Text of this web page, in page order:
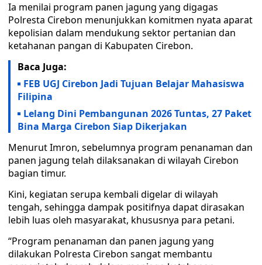
Ia menilai program panen jagung yang digagas
Polresta Cirebon menunjukkan komitmen nyata aparat
kepolisian dalam mendukung sektor pertanian dan
ketahanan pangan di Kabupaten Cirebon.
Baca Juga:
FEB UGJ Cirebon Jadi Tujuan Belajar Mahasiswa
Filipina
Lelang Dini Pembangunan 2026 Tuntas, 27 Paket
Bina Marga Cirebon Siap Dikerjakan
Menurut Imron, sebelumnya program penanaman dan
panen jagung telah dilaksanakan di wilayah Cirebon
bagian timur.
Kini, kegiatan serupa kembali digelar di wilayah
tengah, sehingga dampak positifnya dapat dirasakan
lebih luas oleh masyarakat, khususnya para petani.
“Program penanaman dan panen jagung yang
dilakukan Polresta Cirebon sangat membantu